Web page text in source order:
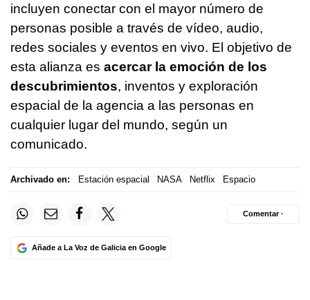
incluyen conectar con el mayor número de
personas posible a través de vídeo, audio,
redes sociales y eventos en vivo. El objetivo de
esta alianza es acercar la emoción de los
descubrimientos, inventos y exploración
espacial de la agencia a las personas en
cualquier lugar del mundo, según un
comunicado.
Archivado en: Estación espacial NASA Netflix Espacio
Añade a La Voz de Galicia en Google
Comentar ·